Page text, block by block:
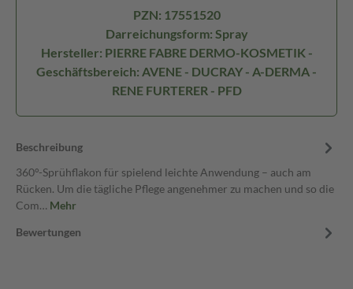
PZN: 17551520
Darreichungsform: Spray
Hersteller: PIERRE FABRE DERMO-KOSMETIK -
Geschäftsbereich: AVENE - DUCRAY - A-DERMA -
RENE FURTERER - PFD
Beschreibung
360°-Sprühflakon für spielend leichte Anwendung – auch am
Rücken. Um die tägliche Pflege angenehmer zu machen und so die
Com… Mehr
Bewertungen